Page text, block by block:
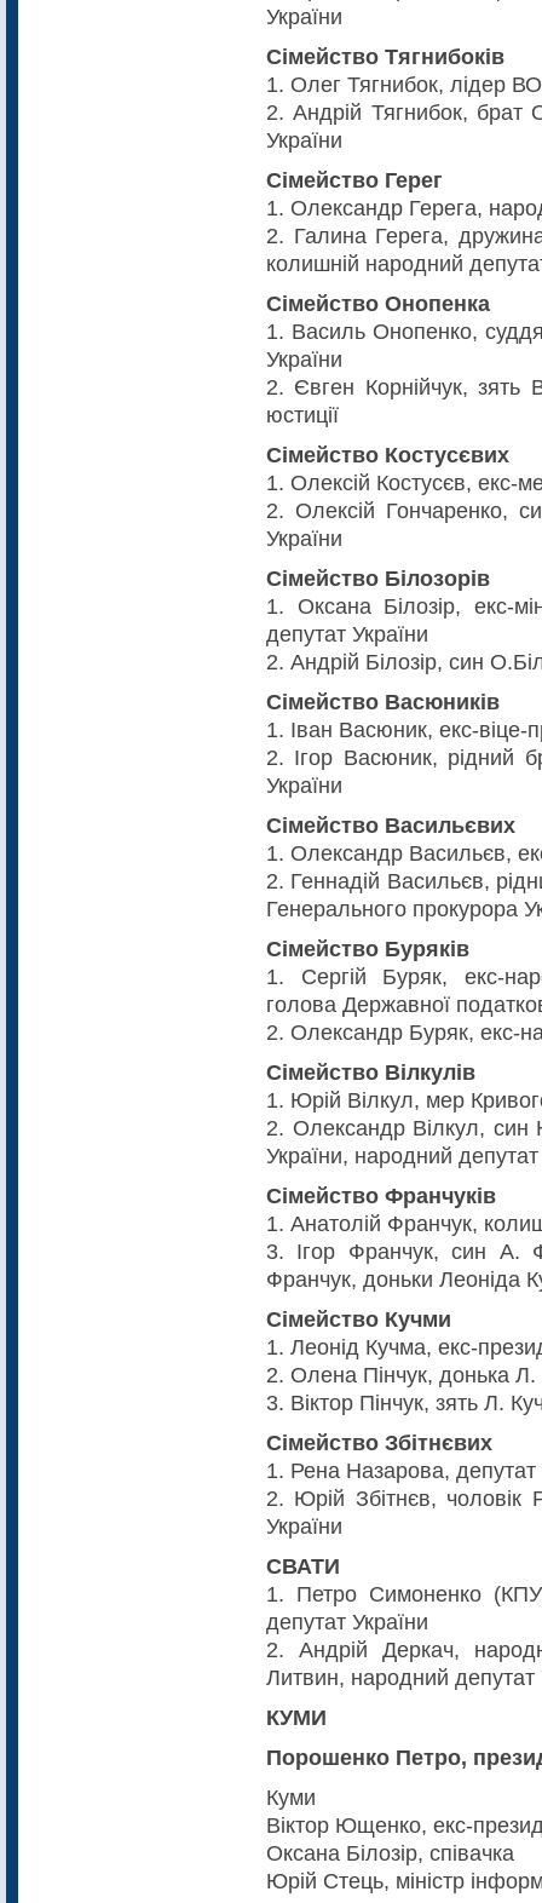
України
Сімейство Тягнибоків
1. Олег Тягнибок, лідер
2. Андрій Тягнибок, брат
України
Сімейство Герег
1. Олександр Герега,
2. Галина Герега,
колишній народний
Сімейство Онопенка
1. Василь Онопенко,
України
2. Євген Корнійчук, зять
юстиції
Сімейство Костусєвих
1. Олексій Костусєв, екс-
2. Олексій Гончаренко,
України
Сімейство Білозорів
1. Оксана Білозір, екс-
депутат України
2. Андрій Білозір, син
Сімейство Васюників
1. Іван Васюник, екс-віце-
2. Ігор Васюник, рідний
України
Сімейство Васильєвих
1. Олександр Васильєв,
2. Геннадій Васильєв,
Генерального прокурора
Сімейство Буряків
1. Сергій Буряк, екс-
голова Державної
2. Олександр Буряк, екс-
Сімейство Вілкулів
1. Юрій Вілкул, мер
2. Олександр Вілкул, син
України, народний депутат
Сімейство Франчуків
1. Анатолій Франчук,
3. Ігор Франчук, син А.
Франчук, доньки Леоніда
Сімейство Кучми
1. Леонід Кучма, екс-
2. Олена Пінчук, донька
3. Віктор Пінчук, зять Л.
Сімейство Збітнєвих
1. Рена Назарова, депутат
2. Юрій Збітнєв, чоловік
України
СВАТИ
1. Петро Симоненко
депутат України
2. Андрій Деркач,
Литвин, народний депутат
КУМИ
Порошенко Петро,
Куми
Віктор Ющенко, екс-
Оксана Білозір, співачка
Юрій Стець, міністр